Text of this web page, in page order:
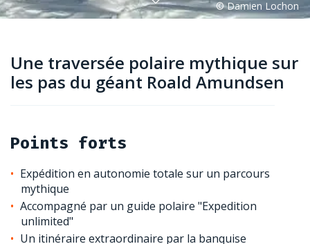
Une traversée polaire mythique sur
les pas du géant Roald Amundsen
Points forts
Expédition en autonomie totale sur un parcours
mythique
Accompagné par un guide polaire "Expedition
unlimited"
Un itinéraire extraordinaire par la banquise